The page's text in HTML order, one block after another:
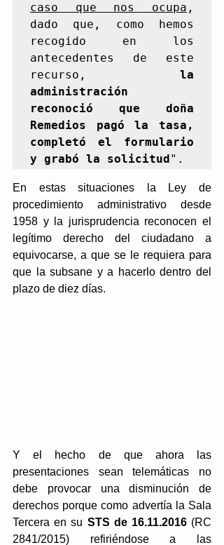
caso que nos ocupa ,
dado que, como hemos
recogido en los
antecedentes de este
recurso, la
administración
reconoció que doña
Remedios pagó la tasa,
completó el formulario
y grabó la solicitud".
En estas situaciones la Ley de
procedimiento administrativo desde
1958 y la jurisprudencia reconocen el
legítimo derecho del ciudadano a
equivocarse, a que se le requiera para
que la subsane y a hacerlo dentro del
plazo de diez días.
Y el hecho de que ahora las
presentaciones sean telemáticas no
debe provocar una disminución de
derechos porque como advertía la Sala
Tercera en su STS de 16.11.2016 (RC
2841/2015) refiriéndose a las